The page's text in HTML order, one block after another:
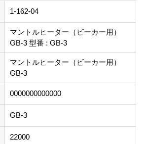
1-162-04
マントルヒーター（ビーカー用）
GB-3 型番 : GB-3
マントルヒーター（ビーカー用）
GB-3
0000000000000
GB-3
22000